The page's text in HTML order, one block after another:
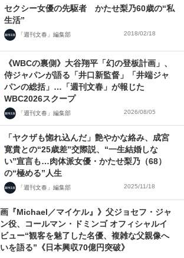
セクシー女優の先駆者 かたせ梨乃60歳の“私
生活”
「週刊文春」編集部 2018/02/18
《WBCの裏側》大谷翔平「幻の登板計画」、
侍ジャパンが語る「井口新監督」「井端ジャ
パンの総括」…「週刊文春」が報じた
WBC2026スクープ
「週刊文春」編集部 2026/08/05
「ヤクザも惚れ込んだ」艶やかな絡み、成宮
寛貴との“25歳差”交際説、“一生結婚しな
い”宣言も…肉体派女優・かたせ梨乃（68）
の“極める”人生
「週刊文春」編集部 2025/11/18
画『Michael／マイケル』》父ジョセフ・ジャ
役、コールマン・ドミンゴ オフィシャルイ
ュー“観客を魅了した名優、複雑な父親像へ
を語る”《日本興収70億円突破》